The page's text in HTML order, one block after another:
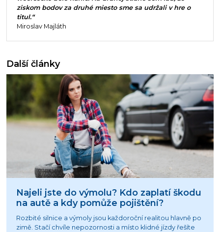
ziskom bodov za druhé miesto sme sa udržali v hre o
titul.“
Miroslav Majláth
Další články
Najeli jste do výmolu? Kdo zaplatí škodu
na autě a kdy pomůže pojištění?
Rozbité silnice a výmoly jsou každoroční realitou hlavně po
zimě. Stačí chvíle nepozornosti a místo klidné jízdy řešíte